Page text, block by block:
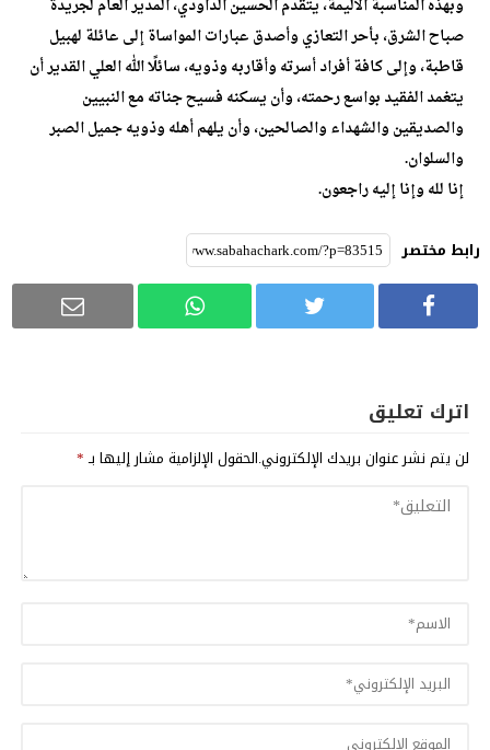
وبهذه المناسبة الأليمة، يتقدم الحسين الداودي، المدير العام لجريدة
صباح الشرق، بأحر التعازي وأصدق عبارات المواساة إلى عائلة لهبيل
قاطبة، وإلى كافة أفراد أسرته وأقاربه وذويه، سائلًا الله العلي القدير أن
يتغمد الفقيد بواسع رحمته، وأن يسكنه فسيح جناته مع النبيين
والصديقين والشهداء والصالحين، وأن يلهم أهله وذويه جميل الصبر
والسلوان.
إنا لله وإنا إليه راجعون.
رابط مختصر
اترك تعليق
لن يتم نشر عنوان بريدك الإلكتروني.الحقول الإلزامية مشار إليها بـ*